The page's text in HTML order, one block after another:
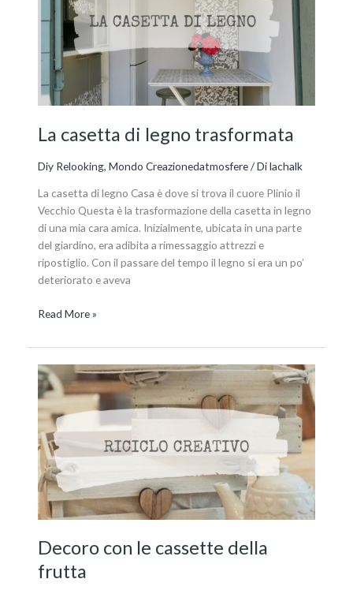
La casetta di legno trasformata
Diy Relooking,Mondo Creazionedatmosfere/ Dilachalk
La casetta di legno Casa è dove si trova il cuore Plinio il
Vecchio Questa è la trasformazione della casetta in legno
di una mia cara amica. Inizialmente, ubicata in una parte
del giardino, era adibita a rimessaggio attrezzi e
ripostiglio. Con il passare del tempo il legno si era un po’
deteriorato e aveva
legno
trasformata
Read More »
Decoro con le cassette della
frutta
Decoro
con
le
cassette
della
frutta